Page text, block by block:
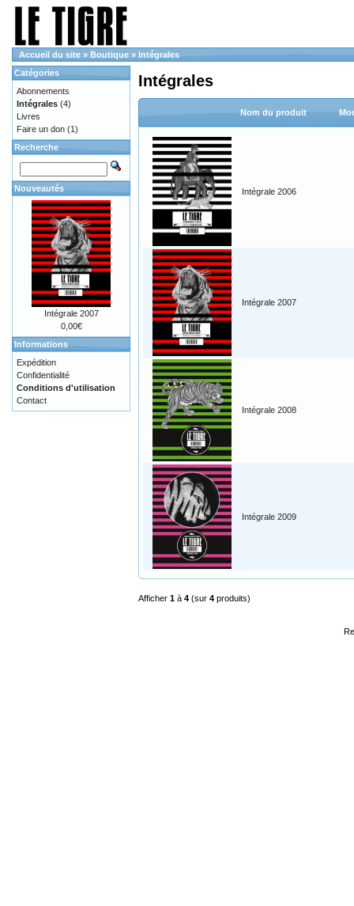
Accueil du site » Boutique » Intégrales
Intégrales
Nom du produit
Intégrale 2006
Intégrale 2007
Intégrale 2008
Intégrale 2009
Afficher 1 à 4 (sur 4 produits)
Catégories
Abonnements
Intégrales (4)
Livres
Faire un don (1)
Recherche
Nouveautés
Intégrale 2007
0,00€
Informations
Expédition
Confidentialité
Conditions d'utilisation
Contact